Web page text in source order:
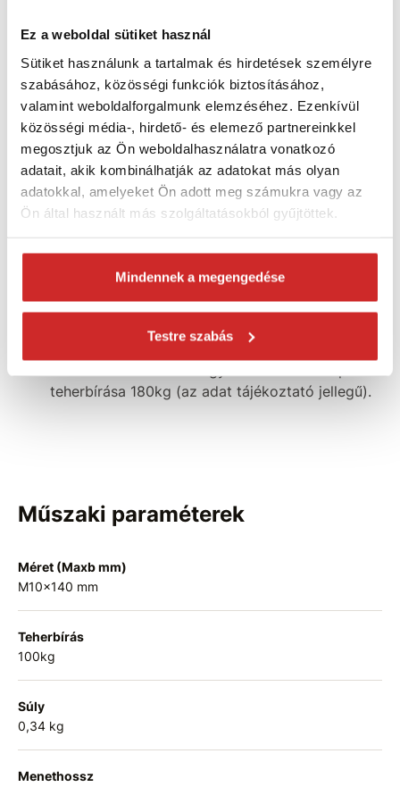
Ez a weboldal sütiket használ
Sütiket használunk a tartalmak és hirdetések személyre
szabásához, közösségi funkciók biztosításához,
valamint weboldalforgalmunk elemzéséhez. Ezenkívül
közösségi média-, hirdető- és elemező partnereinkkel
megosztjuk az Ön weboldalhasználatra vonatkozó
adatait, akik kombinálhatják az adatokat más olyan
adatokkal, amelyeket Ön adott meg számukra vagy az
Ön által használt más szolgáltatásokból gyűjtöttek.
Mindennek a megengedése
Testre szabás
Méret: M10x140mm
A D típusú kengyellel ellátott hintakampóa hinta
rögzítésére szolgál.Alkalmas hinta felfüggesztésére,
amelyet láncok tartanak.
Jellemzők:
ellátva.
A felületkezelés horganyzott.
teherbírása 180kg (az adat tájékoztató jellegű).
Műszaki paraméterek
Méret (Maxb mm)
M10x140 mm
Teherbírás
100kg
Súly
0,34 kg
Menethossz